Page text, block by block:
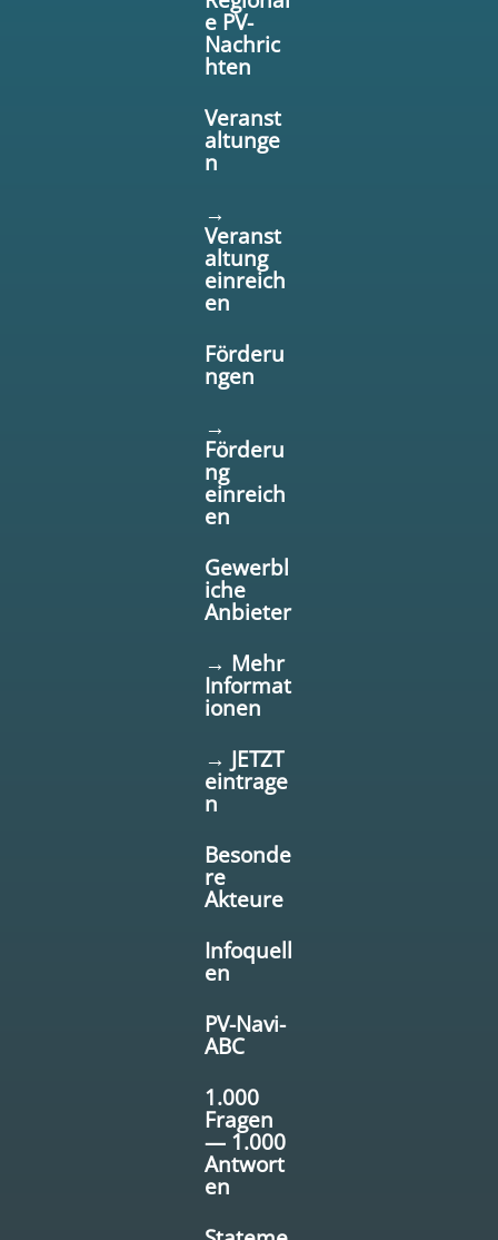
e PV-
Nachric
hten
Veranst
altunge
n
→
Veranst
altung
einreich
en
Förderu
ngen
→
Förderu
ng
einreich
en
Gewerbl
iche
Anbieter
→ Mehr
Informat
ionen
→ JETZT
eintrage
n
Besonde
re
Akteure
Infoquell
en
PV-Navi-
ABC
1.000
Fragen
— 1.000
Antwort
en